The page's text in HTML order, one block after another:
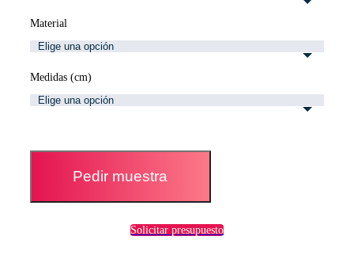
Material
Medidas (cm)
Pedir muestra
Solicitar presupuesto